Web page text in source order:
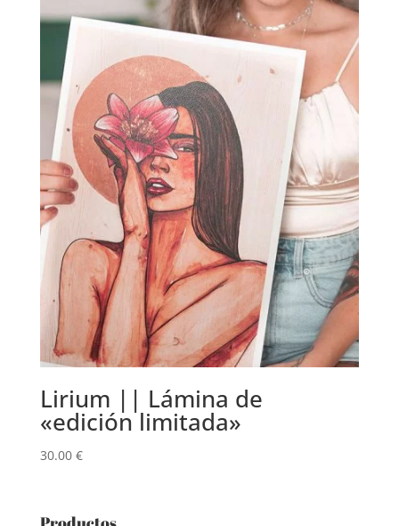
22.00 €
Lirium || Lámina de
«edición limitada»
30.00 €